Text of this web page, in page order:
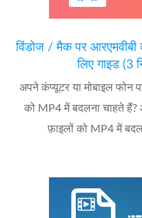
विंडोज / मैक पर आरएमवीबी
लिए गाइड (3
अपने कंप्यूटर या मोबाइल
को MP4 में बदलना चाहते
फ़ाइलों को MP4 में